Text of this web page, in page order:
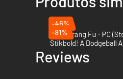
-46%
Boomerang Fu - PC
-81%
Reviews